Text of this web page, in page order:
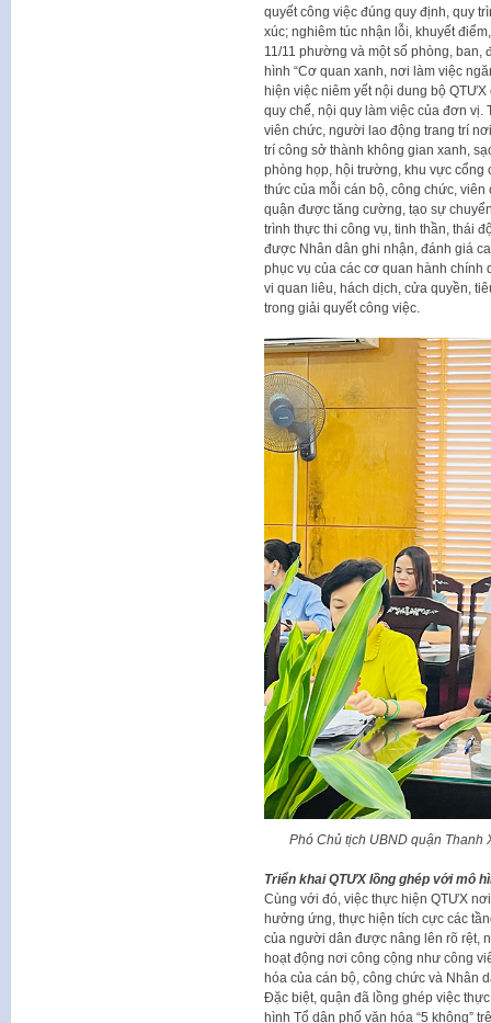
quyết công việc đúng quy định, quy
xúc; nghiêm túc nhận lỗi, khuyết
11/11 phường và một số phòng,
hình “Cơ quan xanh, nơi làm việc
hiện việc niêm yết nội dung bộ
quy chế, nội quy làm việc của đơn vị.
viên chức, người lao động trang trí
trí công sở thành không gian xanh,
phòng họp, hội trường, khu vực
thức của mỗi cán bộ, công chức,
quận được tăng cường, tạo sự
trình thực thi công vụ, tinh thần, thái
được Nhân dân ghi nhận, đánh giá
phục vụ của các cơ quan hành chính
vi quan liêu, hách dịch, cửa quyền,
trong giải quyết công việc.
Phó Chủ tịch UBND quận
Triển khai QTƯX lồng ghép với mô
Cùng với đó, việc thực hiện QTƯX
hưởng ứng, thực hiện tích cực các
của người dân được nâng lên rõ rệt,
hoạt động nơi công cộng như công
hóa của cán bộ, công chức và Nhân
Đặc biệt, quận đã lồng ghép việc
hình Tổ dân phố văn hóa “5 không”